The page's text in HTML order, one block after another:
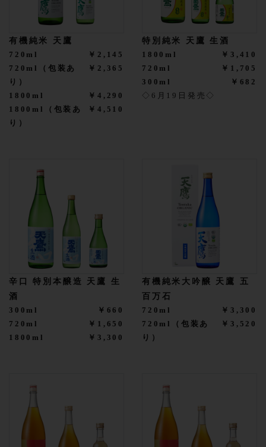
有機純米 天鷹
720ml
￥2,145
720ml（包装あ
り）
￥2,365
1800ml
￥4,290
1800ml（包装あ
り）
￥4,510
特別純米 天鷹 生酒
1800ml
￥3,410
720ml
￥1,705
300ml
￥682
◇6月19日発売◇
辛口 特別本醸造 天鷹 生
酒
300ml
￥660
720ml
￥1,650
1800ml
￥3,300
有機純米大吟醸 天鷹 五
百万石
720ml
￥3,300
720ml（包装あ
り）
￥3,520